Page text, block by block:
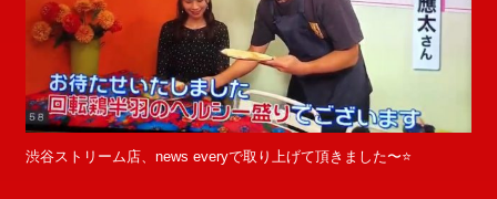
渋谷ストリーム店、news everyで取り上げて頂きました〜⭐️